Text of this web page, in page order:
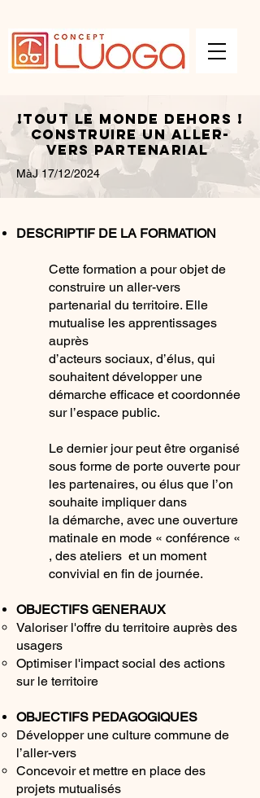
!TOUT LE MONDE DEHORS !
CONSTRUIRE UN ALLER-
VERS PARTENARIAL
MàJ 17/12/2024
DESCRIPTIF DE LA FORMATION
Cette formation a pour objet de
construire un aller-vers
partenarial du territoire. Elle
mutualise les apprentissages
auprès
d’acteurs sociaux, d’élus, qui
souhaitent développer une
démarche efficace et coordonnée
sur l’espace public.
Le dernier jour peut être organisé
sous forme de porte ouverte pour
les partenaires, ou élus que l’on
souhaite impliquer dans
la démarche, avec une ouverture
matinale en mode « conférence «
, des ateliers et un moment
convivial en fin de journée.
OBJECTIFS GENERAUX
Valoriser l'offre du territoire auprès des
usagers
Optimiser l'impact social des actions
sur le territoire
OBJECTIFS PEDAGOGIQUES
Développer une culture commune de
l’aller-vers
Concevoir et mettre en place des
projets mutualisés